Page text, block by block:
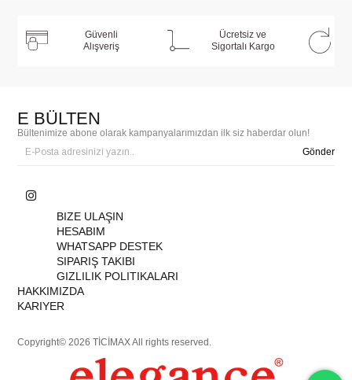
Güvenli
Alışveriş
Ücretsiz ve
Sigortalı Kargo
E BÜLTEN
Bültenimize abone olarak kampanyalarımızdan ilk siz haberdar olun!
Gönder
BIZE ULAŞIN
HESABIM
WHATSAPP DESTEK
SIPARIŞ TAKIBI
GIZLILIK POLITIKALARI
HAKKIMIZDA
KARIYER
Copyright© 2026 TİCİMAX All rights reserved.